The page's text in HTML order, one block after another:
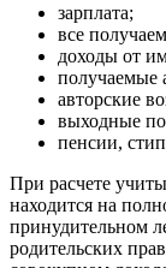
зарплата;
все
доходы от
получаемые
авторские
выходные
пенсии,
При расчете
находится на
принудительном
родительских